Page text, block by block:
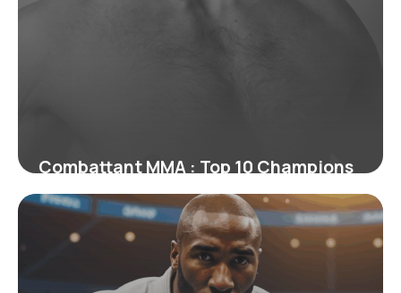
Combattant MMA : Top 10 Champions
Actuels 2026